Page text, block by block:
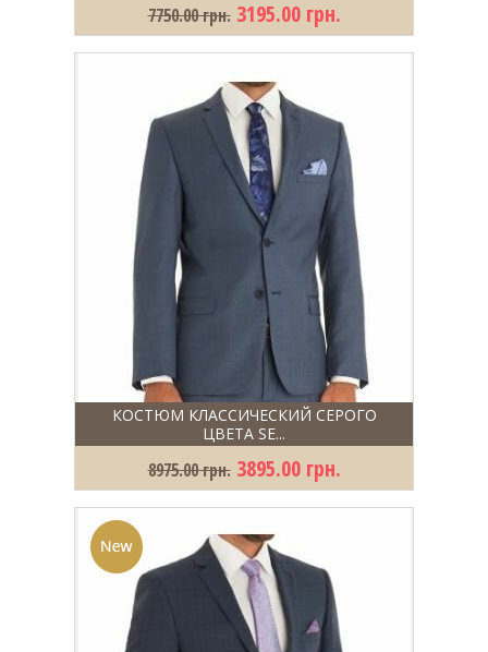
7750.00 грн. 3195.00 грн.
КОСТЮМ КЛАССИЧЕСКИЙ СЕРОГО
ЦВЕТА SE...
8975.00 грн. 3895.00 грн.